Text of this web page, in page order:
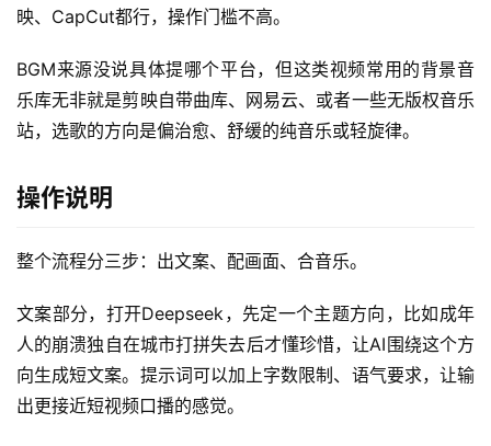
映、CapCut都行，操作门槛不高。
BGM来源没说具体提哪个平台，但这类视频常用的背景音
乐库无非就是剪映自带曲库、网易云、或者一些无版权音乐
站，选歌的方向是偏治愈、舒缓的纯音乐或轻旋律。
操作说明
整个流程分三步：出文案、配画面、合音乐。
文案部分，打开Deepseek，先定一个主题方向，比如成年
人的崩溃独自在城市打拼失去后才懂珍惜，让AI围绕这个方
向生成短文案。提示词可以加上字数限制、语气要求，让输
出更接近短视频口播的感觉。